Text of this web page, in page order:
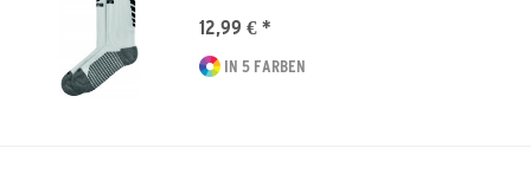
12,99 € *
IN 5 FARBEN